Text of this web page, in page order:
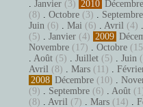
. Janvier (3) 2010 Décembre
(8) . Octobre (3) . Septembre
Juin (6) . Mai (6) . Avril (4) .
(5) . Janvier (4) 2009
Novembre (17) . Octobre
. Août (5) . Juillet (5) . Juin
Avril (8) . Mars (11) .
2008 Décembre (10) .
(9) . Septembre (6) . Août
(8) . Avril (7) . Mars (14) .